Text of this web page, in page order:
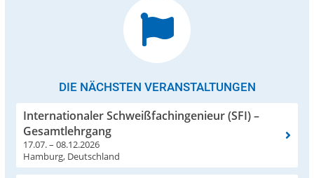
DIE NÄCHSTEN VERANSTALTUNGEN
Internationaler Schweißfachingenieur (SFI) –
Gesamtlehrgang
17.07. – 08.12.2026
Hamburg, Deutschland